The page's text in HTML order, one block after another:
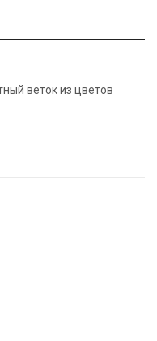
веток из цветов